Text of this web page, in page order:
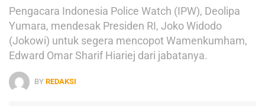
Pengacara Indonesia Police Watch (IPW), Deolipa
Yumara, mendesak Presiden RI, Joko Widodo
(Jokowi) untuk segera mencopot Wamenkumham,
Edward Omar Sharif Hiariej dari jabatanya.
BY REDAKSI